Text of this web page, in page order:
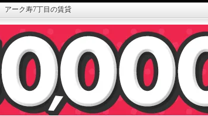
アーク寿7丁目の賃貸